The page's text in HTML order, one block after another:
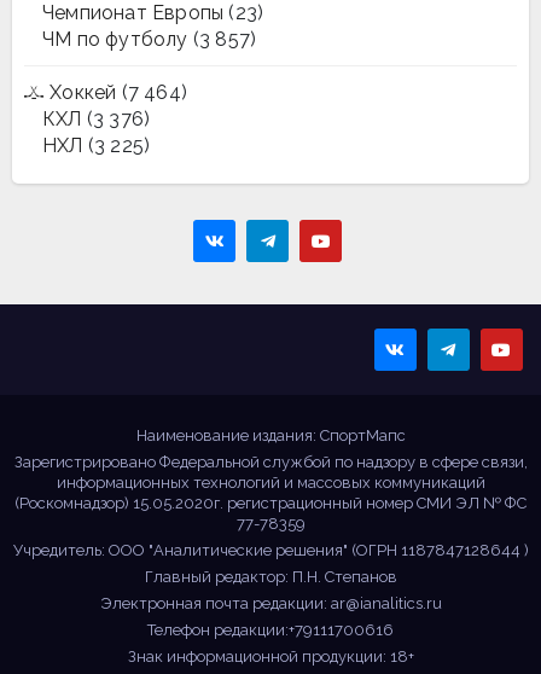
Чемпионат Европы (23)
ЧМ по футболу (3 857)
Хоккей (7 464)
КХЛ (3 376)
НХЛ (3 225)
Наименование издания: СпортМапс
Зарегистрировано Федеральной службой по надзору в сфере связи,
информационных технологий и массовых коммуникаций
(Роскомнадзор) 15.05.2020г. регистрационный номер СМИ ЭЛ № ФС
77-78359
Учредитель: ООО "Аналитические решения" (ОГРН 1187847128644 )
Главный редактор: П.Н. Степанов
Электронная почта редакции: ar@ianalitics.ru
Телефон редакции:+79111700616
Знак информационной продукции: 18+